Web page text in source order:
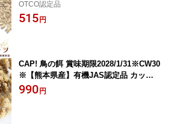
培品★
OTCO認定品
515円
CAP! 鳥の餌 賞味期限2028/1/31※CW30
※【熊本県産】有機JAS認定品 カット
白粟の穂 30g★
990円